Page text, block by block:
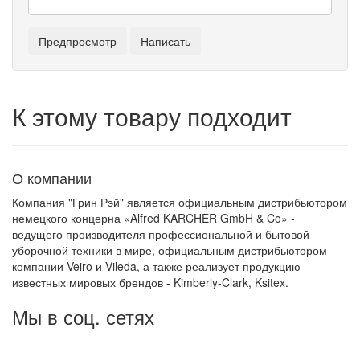
К этому товару подходит
О компании
Компания "Грин Рэй" является официальным дистрибьютором
немецкого концерна «Alfred KARCHER GmbH & Co» -
ведущего производителя профессиональной и бытовой
уборочной техники в мире, официальным дистрибьютором
компании Veiro и Vileda, а также реализует продукцию
известных мировых брендов - Kimberly-Clark, Ksitex.
Мы в соц. сетях